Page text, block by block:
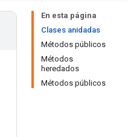
En esta página
Clases anidadas
Métodos públicos
Métodos
heredados
Métodos públicos